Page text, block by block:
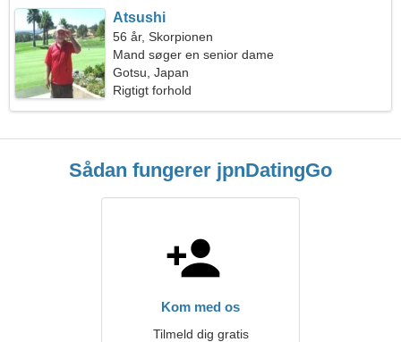
Atsushi
56 år, Skorpionen
Mand søger en senior dame
Gotsu, Japan
Rigtigt forhold
Sådan fungerer jpnDatingGo
Kom med os
Tilmeld dig gratis